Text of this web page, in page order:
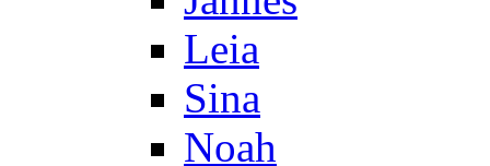
Leia
Sina
Noah